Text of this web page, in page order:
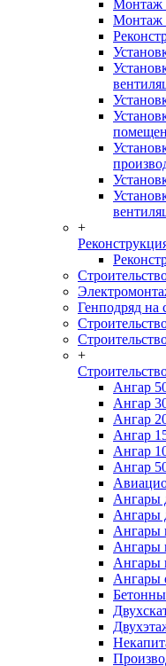
Монтаж
Монтаж
+
Генподряд на
+
Ангар
Ангар
Ангар
Ангар
Ангар
Ангар
Ангары
Ангары
Ангары
Ангары
Ангары
Ангары